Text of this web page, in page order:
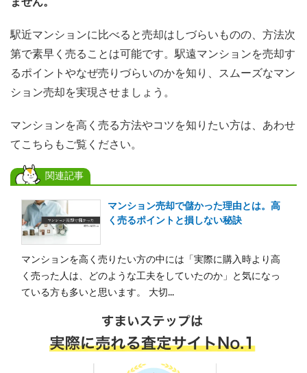
駅近マンションに比べると売却はしづらいものの、方法次
第で素早く売ることは可能です。駅遠マンションを売却す
るポイントやなぜ売りづらいのかを知り、スムーズなマン
ション売却を実現させましょう。
マンションを高く売る方法やコツを知りたい方は、あわせ
てこちらもご覧ください。
関連記事
マンション売却で儲かった理由とは。高
く売るポイントと損しない秘訣
マンションを高く売りたい方の中には「実際に購入時より高
く売った人は、どのような工夫をしていたのか」と気になっ
ている方も多いと思います。 大切...